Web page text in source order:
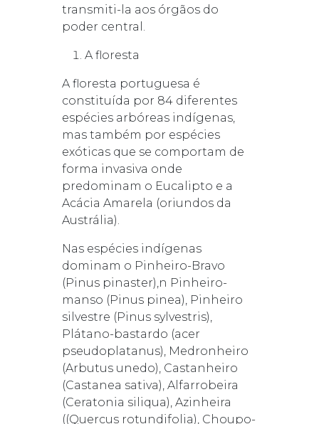
transmiti-la aos órgãos do
poder central.
A floresta
A floresta portuguesa é
constituída por 84 diferentes
espécies arbóreas indígenas,
mas também por espécies
exóticas que se comportam de
forma invasiva onde
predominam o Eucalipto e a
Acácia Amarela (oriundos da
Austrália).
Nas espécies indígenas
dominam o Pinheiro-Bravo
(Pinus pinaster),n Pinheiro-
manso (Pinus pinea), Pinheiro
silvestre (Pinus sylvestris),
Plátano-bastardo (acer
pseudoplatanus), Medronheiro
(Arbutus unedo), Castanheiro
(Castanea sativa), Alfarrobeira
(Ceratonia siliqua), Azinheira
((Quercus rotundifolia), Choupo-